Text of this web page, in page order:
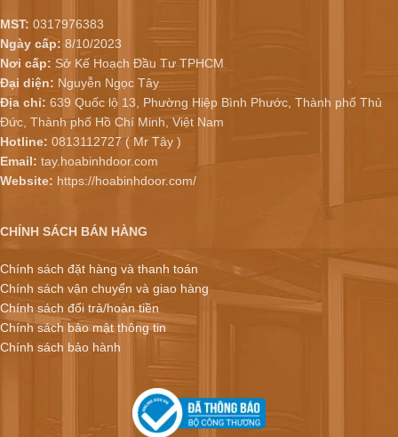
MST: 0317976383
Ngày cấp: 8/10/2023
Nơi cấp: Sở Kế Hoạch Đầu Tư TPHCM
Đại diện: Nguyễn Ngọc Tây
Địa chỉ: 639 Quốc lộ 13, Phường Hiệp Bình Phước, Thành phố Thủ
Đức, Thành phố Hồ Chí Minh, Việt Nam
Hotline: 0813112727 ( Mr Tây )
Email: tay.hoabinhdoor.com
Website: https://hoabinhdoor.com/
CHÍNH SÁCH BÁN HÀNG
Chính sách đặt hàng và thanh toán
Chính sách vận chuyển và giao hàng
Chính sách đổi trả/hoàn tiền
Chính sách bảo mật thông tin
Chính sách bảo hành